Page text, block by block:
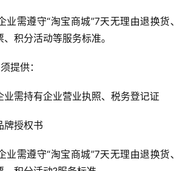
业需遵守“淘宝商城”7天无理由退换货、
积分活动等服务标准。
提供：
业需持有企业营业执照、税务登记证
牌授权书
业需遵守“淘宝商城”7天无理由退换货、